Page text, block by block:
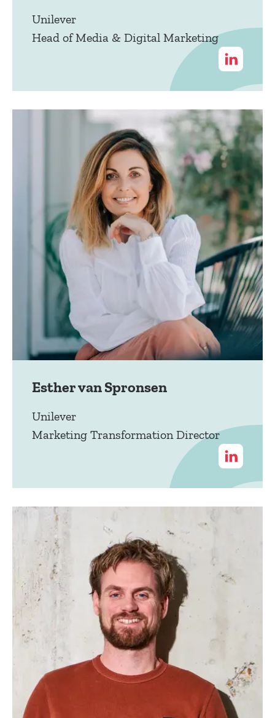
Unilever
Head of Media & Digital Marketing
Esther van Spronsen
Unilever
Marketing Transformation Director